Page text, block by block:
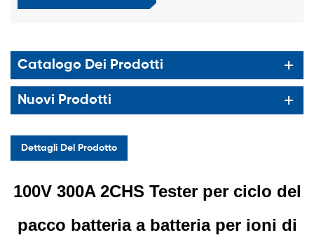
Catalogo Dei Prodotti
Nuovi Prodotti
Dettagli Del Prodotto
100V 300A 2CHS Tester per ciclo del
pacco batteria a batteria per ioni di